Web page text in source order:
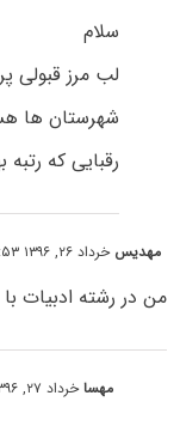
سلام
لب مرز قبولی
شهرستان ها
رقبایی که
مهدیس خرداد ۲۶, ۱۳۹۶ at ۰:۵۳ ق٫ظ
من در رشته ادبیات با رتبه ۵۰۰۰شانس
مهساخرداد ۲۷, ۱۳۹۶ at ۰:۲۸ ق٫ظ